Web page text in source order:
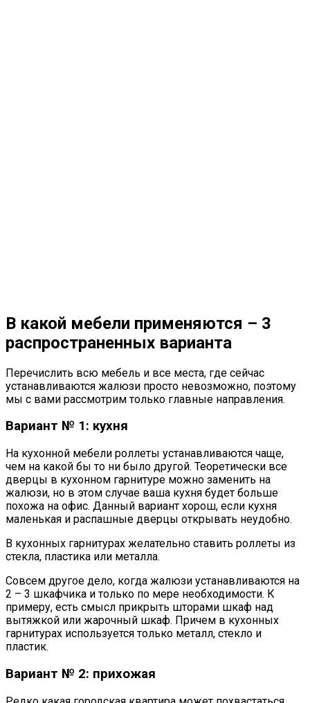
В какой мебели применяются – 3
распространенных варианта
Перечислить всю мебель и все места, где сейчас
устанавливаются жалюзи просто невозможно, поэтому
мы с вами рассмотрим только главные направления.
Вариант № 1: кухня
На кухонной мебели роллеты устанавливаются чаще,
чем на какой бы то ни было другой. Теоретически все
дверцы в кухонном гарнитуре можно заменить на
жалюзи, но в этом случае ваша кухня будет больше
похожа на офис. Данный вариант хорош, если кухня
маленькая и распашные дверцы открывать неудобно.
В кухонных гарнитурах желательно ставить роллеты из
стекла, пластика или металла.
Совсем другое дело, когда жалюзи устанавливаются на
2 – 3 шкафчика и только по мере необходимости. К
примеру, есть смысл прикрыть шторами шкаф над
вытяжкой или жарочный шкаф. Причем в кухонных
гарнитурах используется только металл, стекло и
пластик.
Вариант № 2: прихожая